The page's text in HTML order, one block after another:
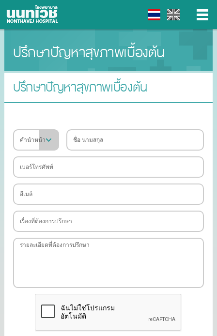
▼
ปรึกษาปัญหาสุขภาพเบื้องต้น
ปรึกษาปัญหาสุขภาพเบื้องต้น